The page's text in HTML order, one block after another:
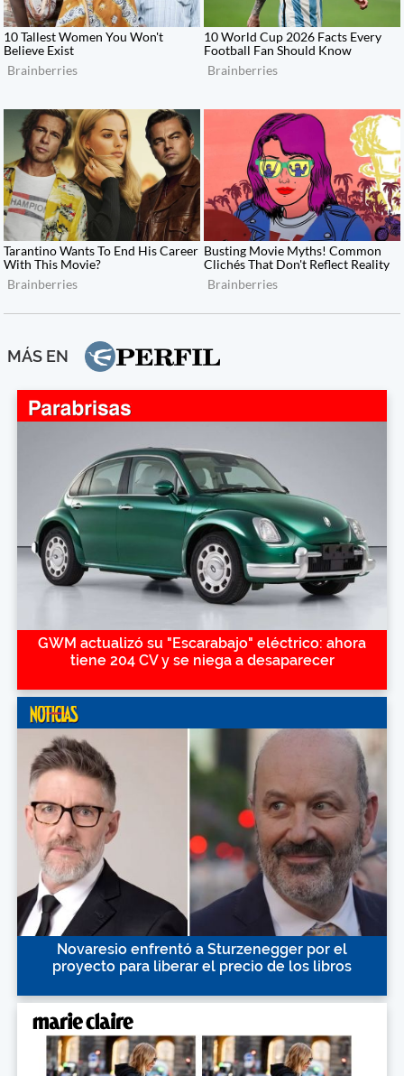
MÁS EN
GWM actualizó su "Escarabajo" eléctrico: ahora
tiene 204 CV y se niega a desaparecer
Novaresio enfrentó a Sturzenegger por el
proyecto para liberar el precio de los libros